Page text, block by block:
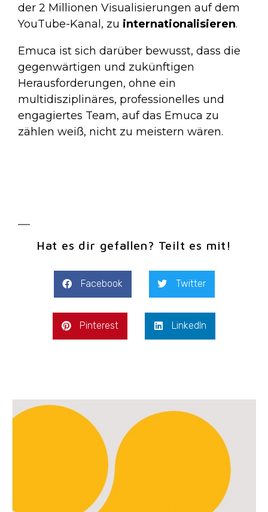
der 2 Millionen Visualisierungen auf dem
YouTube-Kanal, zu internationalisieren.
Emuca ist sich darüber bewusst, dass die
gegenwärtigen und zukünftigen
Herausforderungen, ohne ein
multidisziplinäres, professionelles und
engagiertes Team, auf das Emuca zu
zählen weiß, nicht zu meistern wären.
Hat es dir gefallen? Teilt es mit!
Facebook Twitter
Pinterest LinkedIn